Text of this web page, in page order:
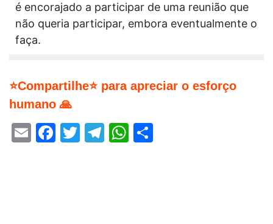
é encorajado a participar de uma reunião que
não queria participar, embora eventualmente o
faça.
⭐Compartilhe⭐ para apreciar o esforço
humano 🙏
EmailFacebook
Twitter
Telegram
WhatsApp